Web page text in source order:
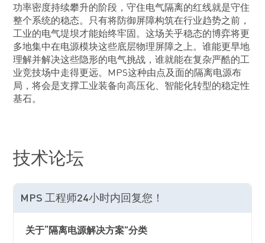
功率密度持续攀升的阶段，守住电气隔离的红线就是守住
整个系统的稳态。只有将防御屏障构筑在行业趋势之前，
工业的电气堤坝才能始终牢固。这场关乎稳态的博弈将更
多地集中在电源模块这些底层物理屏障之上。谁能更早地
理解并解决这些隐形的电气挑战，谁就能在复杂严酷的工
业竞技场中走得更远。MPS这种由点及面的隔离电源布
局，将会是支撑工业装备向高压化、智能化转型的稳定性
基石。
技术论坛
MPS 工程师24小时内回复您！
关于“隔离电源解决方案”分类